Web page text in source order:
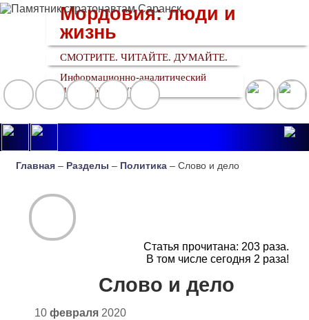
Мордовия: люди и
жизнь
СМОТРИТЕ. ЧИТАЙТЕ. ДУМАЙТЕ.
Информационно-аналитический
медийный ресурс
Главная – Разделы – Политика – Слово и дело
Статья прочитана: 203раза.
В том числе сегодня 2 раза!
Слово и дело
10 февраля2020